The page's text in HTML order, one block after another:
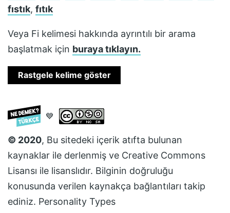
fıstık, fıtık
Veya Fi kelimesi hakkında ayrıntılı bir arama
başlatmak için buraya tıklayın.
Rastgele kelime göster
💙
© 2020, Bu sitedeki içerik atıfta bulunan
kaynaklar ile derlenmiş ve Creative Commons
Lisansı ile lisanslıdır. Bilginin doğruluğu
konusunda verilen kaynakça bağlantıları takip
ediniz. Personality Types